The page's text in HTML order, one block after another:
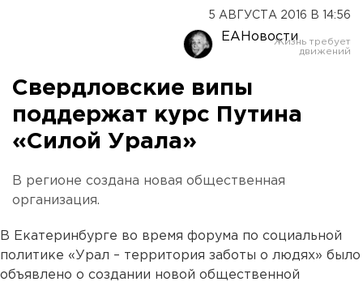
5 АВГУСТА 2016 В 14:56
ЕАНовости
Свердловские випы
поддержат курс Путина
«Силой Урала»
В регионе создана новая общественная
организация.
В Екатеринбурге во время форума по социальной
политике «Урал – территория заботы о людях» было
объявлено о создании новой общественной